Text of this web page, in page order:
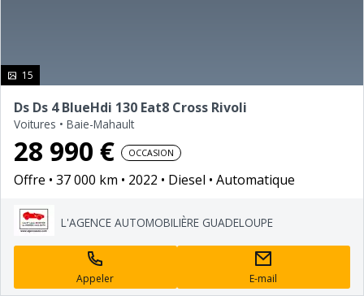
15
Ds Ds 4 BlueHdi 130 Eat8 Cross Rivoli
Voitures • Baie-Mahault
28 990 € OCCASION
Offre 37 000 km 2022 Diesel Automatique
L'AGENCE AUTOMOBILIÈRE GUADELOUPE
Appeler E-mail